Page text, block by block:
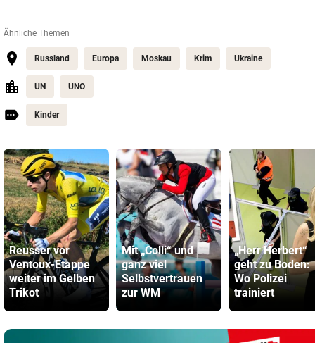
Ähnliche Themen
Russland Europa Moskau Krim Ukraine
UN UNO
Kinder
Reusser vor
Ventoux-Etappe
weiter im Gelben
Trikot
Mit „Colli“ und
ganz viel
Selbstvertrauen
zur WM
„Herr Herbert“
geht zu Boden:
Wo Polizei
trainiert